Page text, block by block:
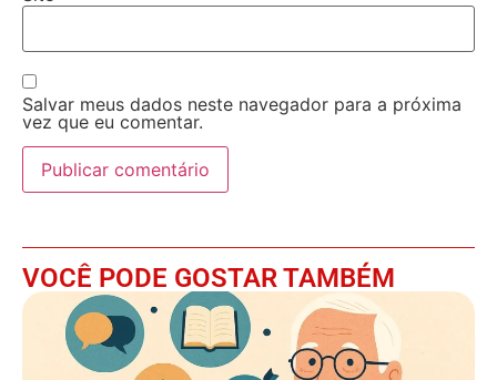
VOCÊ PODE GOSTAR TAMBÉM
Salvar meus dados neste navegador para a próxima
vez que eu comentar.